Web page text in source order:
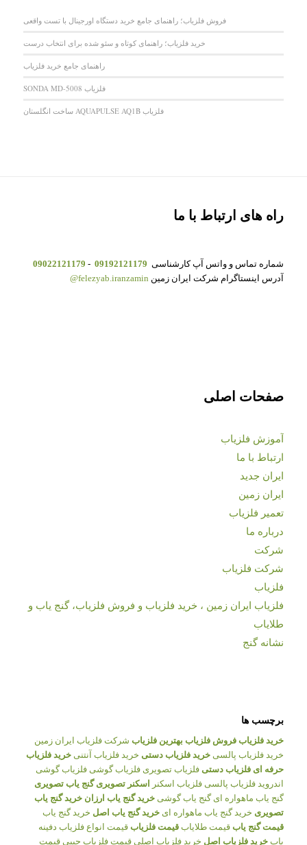
فروش فلزیاب؛ راهنمای جامع خرید دستگاه اورجینال با تست واقعی
خرید فلزیاب؛ راهنمای کوتاه و سئو شده برای انتخاب درست
راهنمای جامع خرید فلزیاب
فلزیاب SONDA MD-5008
فلزیاب AQUAPULSE AQ1B ساخت انگلستان
راه های ارتباط با ما
شماره تماس و واتس آپ کارشناسی 09192121179
-
09022121179
آدرس اینستاگرام شرکت ایران زمین felezyab.iranzamin@
صفحات اصلی
آموزش فلزیاب
ارتباط با ما
ایران جدید
ایران زمین
تعمیر فلزیاب
درباره ما
شرکت
شرکت فلزیاب
فلزیاب
فلزیاب ایران زمین ، خرید فلزیاب و فروش فلزیاب، گنج یاب و
طلایاب
نشانه گنج
برچسب ها
خرید فلزیاب فروش فلزیاب بهترین فلزیاب شرکت فلزیاب ایران زمین
خرید فلزیاب پالسی خرید فلزیاب دستی خرید فلزیاب آنتنی خرید فلزیاب
حرفه ای فلزیاب دستی فلزیاب تصویری فلزیاب گوشی فلزیاب گوشی
اندروید فلزیاب پالسی فلزیاب اسکنر اسکنر تصویری گنج یاب تصویری
گنج یاب ماهواره ای گنج یاب گوشی خرید گنج یاب ارزان خرید گنج یاب
تصویری خرید گنج یاب ماهواره ای خرید گنج یاب اصل خرید گنج یاب
قیمت گنج یاب قیمت طلایاب قیمت فلزیاب قیمت انواع فلزیاب دفینه
یاب خرید فلزیاب اصل خرید فلزیاب اصلی قیمت فلزیاب جیبی قیمت